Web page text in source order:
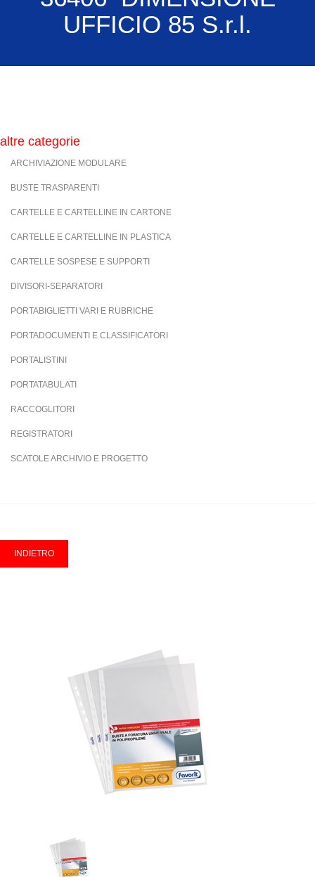
UFFICIO 85 S.r.l.
altre categorie
ARCHIVIAZIONE MODULARE
BUSTE TRASPARENTI
CARTELLE E CARTELLINE IN CARTONE
CARTELLE E CARTELLINE IN PLASTICA
CARTELLE SOSPESE E SUPPORTI
DIVISORI-SEPARATORI
PORTABIGLIETTI VARI E RUBRICHE
PORTADOCUMENTI E CLASSIFICATORI
PORTALISTINI
PORTATABULATI
RACCOGLITORI
REGISTRATORI
SCATOLE ARCHIVIO E PROGETTO